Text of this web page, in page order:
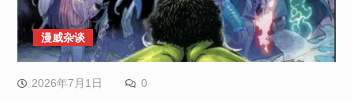
漫威杂谈
2026年7月1日 0